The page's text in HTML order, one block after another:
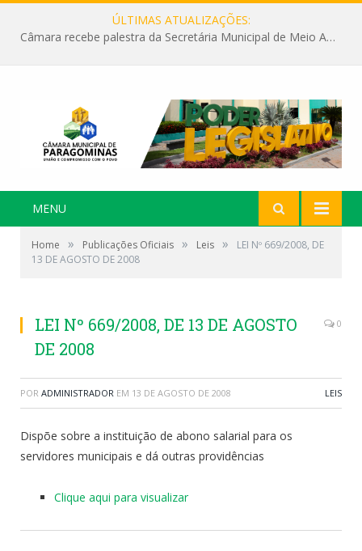
ÚLTIMAS ATUALIZAÇÕES:
Câmara recebe palestra da Secretária Municipal de Meio Ambiente sobre as ações da “SEMANA DO MEIO AMBIENTE”
MENU
Home » Publicações Oficiais » Leis »
LEI Nº 669/2008, DE
13 DE AGOSTO DE 2008
LEI Nº 669/2008, DE 13 DE AGOSTO
DE 2008
0
POR ADMINISTRADOR EM 13 DE AGOSTO DE 2008 LEIS
Dispõe sobre a instituição de abono salarial para os
servidores municipais e dá outras providências
Clique aqui para visualizar